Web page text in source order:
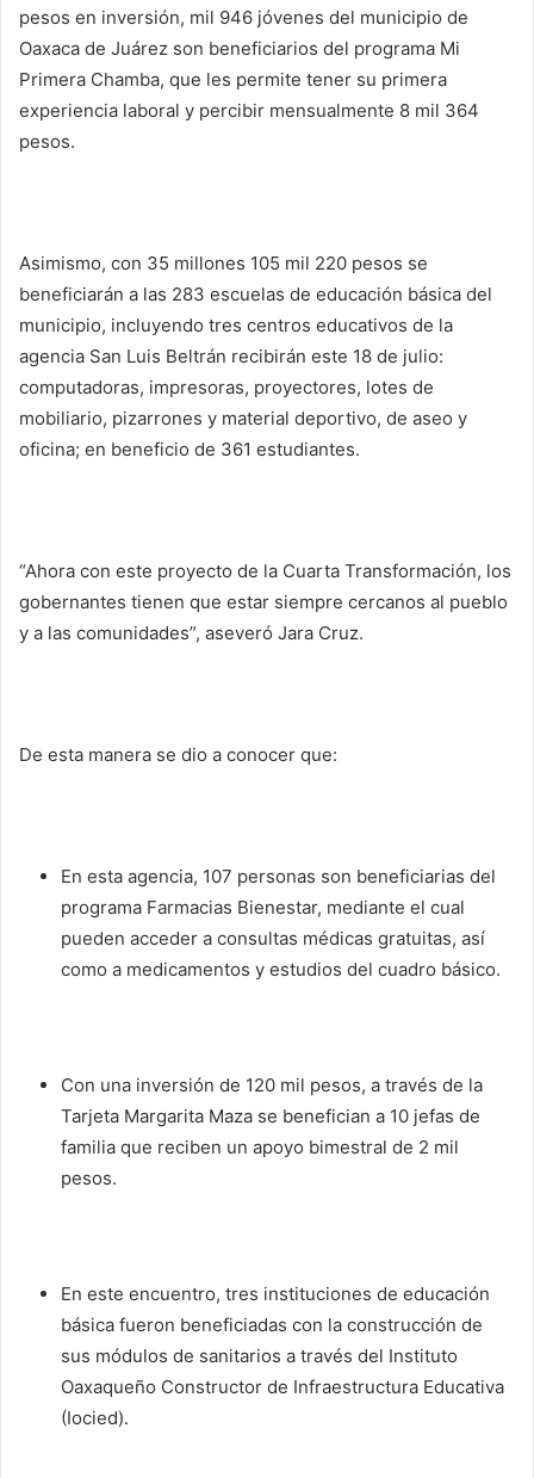
pesos en inversión, mil 946 jóvenes del municipio de
Oaxaca de Juárez son beneficiarios del programa Mi
Primera Chamba, que les permite tener su primera
experiencia laboral y percibir mensualmente 8 mil 364
pesos.
Asimismo, con 35 millones 105 mil 220 pesos se
beneficiarán a las 283 escuelas de educación básica del
municipio, incluyendo tres centros educativos de la
agencia San Luis Beltrán recibirán este 18 de julio:
computadoras, impresoras, proyectores, lotes de
mobiliario, pizarrones y material deportivo, de aseo y
oficina; en beneficio de 361 estudiantes.
“Ahora con este proyecto de la Cuarta Transformación, los
gobernantes tienen que estar siempre cercanos al pueblo
y a las comunidades”, aseveró Jara Cruz.
De esta manera se dio a conocer que:
En esta agencia, 107 personas son beneficiarias del
programa Farmacias Bienestar, mediante el cual
pueden acceder a consultas médicas gratuitas, así
como a medicamentos y estudios del cuadro básico.
Con una inversión de 120 mil pesos, a través de la
Tarjeta Margarita Maza se benefician a 10 jefas de
familia que reciben un apoyo bimestral de 2 mil
pesos.
En este encuentro, tres instituciones de educación
básica fueron beneficiadas con la construcción de
sus módulos de sanitarios a través del Instituto
Oaxaqueño Constructor de Infraestructura Educativa
(Iocied).